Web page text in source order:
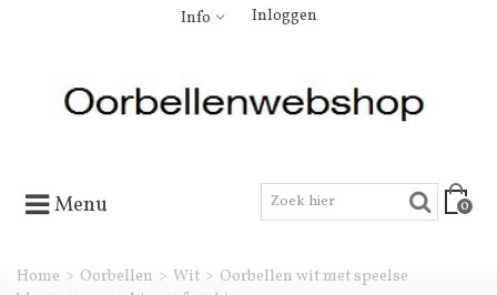
Info Inloggen
Menu 0
Home > Oorbellen > Wit > Oorbellen wit met speelse